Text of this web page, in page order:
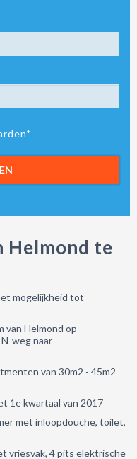
Helmond te
mogelijkheid tot
Helmond op
weg naar
van 30m2 - 45m2
1e kwartaal van 2017
met inloopdouche, toilet,
vriesvak, 4 pits elektrische